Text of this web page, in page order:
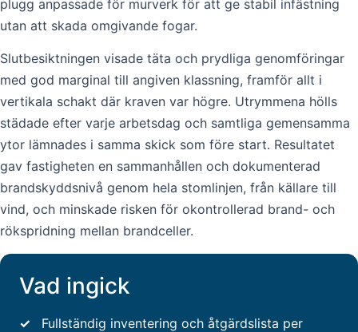
plugg anpassade för murverk för att ge stabil infästning
utan att skada omgivande fogar.
Slutbesiktningen visade täta och prydliga genomföringar
med god marginal till angiven klassning, framför allt i
vertikala schakt där kraven var högre. Utrymmena hölls
städade efter varje arbetsdag och samtliga gemensamma
ytor lämnades i samma skick som före start. Resultatet
gav fastigheten en sammanhållen och dokumenterad
brandskyddsnivå genom hela stomlinjen, från källare till
vind, och minskade risken för okontrollerad brand- och
rökspridning mellan brandceller.
Vad ingick
✓
Fullständig inventering och åtgärdslista per